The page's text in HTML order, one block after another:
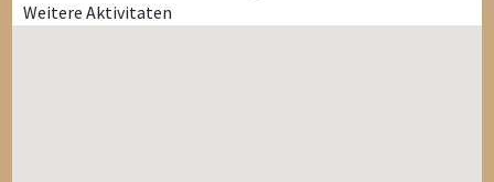
Weitere Aktivitaten